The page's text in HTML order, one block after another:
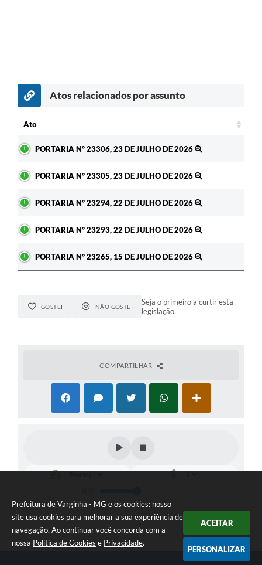
Prefeitura de Varginha - MG e os cookies: nosso
site usa cookies para melhorar a sua experiência de
navegação. Ao continuar você concorda com a
nossa Política de Cookies e Privacidade.
ACEITAR
PERSONALIZAR
Atos relacionados por assunto
Ato
PORTARIA Nº 23306, 23 DE JULHO DE 2026
PORTARIA Nº 23305, 23 DE JULHO DE 2026
PORTARIA Nº 23294, 22 DE JULHO DE 2026
PORTARIA Nº 23293, 22 DE JULHO DE 2026
PORTARIA Nº 23265, 15 DE JULHO DE 2026
GOSTEI NÃO GOSTEI
Seja o primeiro a curtir esta
legislação.
COMPARTILHAR